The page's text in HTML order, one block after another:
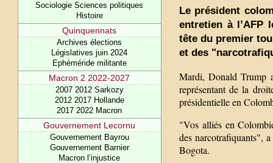
Sociologie Sciences politiques
Histoire
Quinquennats
Archives élections
Législatives juin 2024
Ephéméride militante
Macron 2 2022-2027
2007 2012 Sarkozy
2012 2017 Hollande
2017 2022 Macron
Gouvernement Lecornu
Gouvernement Bayrou
Gouvernement Barnier
Macron l’injustice
Le président
entretien à l’AFP
tête du premier
et des
Mardi, Donald Trump
représentant de la
présidentielle en
"Vos alliés en
des narcotrafiquants",
Bogota.